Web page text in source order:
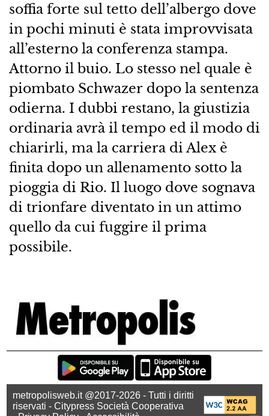
soffia forte sul tetto dell’albergo dove
in pochi minuti è stata improvvisata
all’esterno la conferenza stampa.
Attorno il buio. Lo stesso nel quale è
piombato Schwazer dopo la sentenza
odierna. I dubbi restano, la giustizia
ordinaria avrà il tempo ed il modo di
chiarirli, ma la carriera di Alex è
finita dopo un allenamento sotto la
pioggia di Rio. Il luogo dove sognava
di trionfare diventato in un attimo
quello da cui fuggire il prima
possibile.
metropolisweb.it @2017-2026 - Tutti i diritti
riservati - Citypress Società Cooperativa